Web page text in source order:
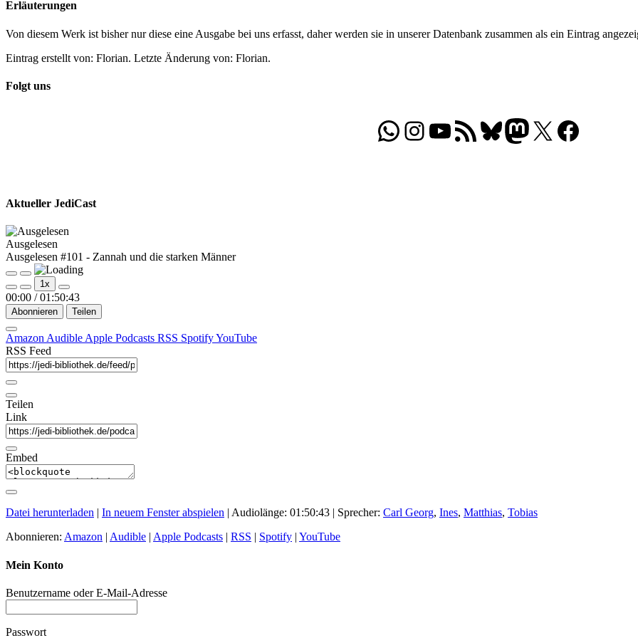
Erläuterungen
Von diesem Werk ist bisher nur diese eine Ausgabe bei uns erfasst, daher werden sie in unserer Datenbank zusammen als ein Eintrag
Eintrag erstellt von: Florian. Letzte Änderung von: Florian.
Folgt uns
WhatsApp
Folgt uns auf Instagram
Besucht unseren YouTube-Kanal
RSS-FeedBluesky
Folgt uns auf Mastodon
X Folgt uns auf
Aktueller JediCast
Ausgelesen
Ausgelesen #101 - Zannah und die starken Männer
Play
Episode
Pause
Episode
1x
00:00 / 01:50:43
Abonnieren Teilen
AmazonAudibleApple Podcasts RSS SpotifyYouTube
RSS Feed
Teilen
Link
Embed
Datei herunterladen In neuem Fenster abspielen Audiolänge: 01:50:43 | Sprecher: Carl Georg, Ines, Matthias, Tobias
Abonnieren: Amazon Audible Apple Podcasts RSS Spotify YouTube
Mein Konto
Benutzername oder E-Mail-Adresse
Passwort